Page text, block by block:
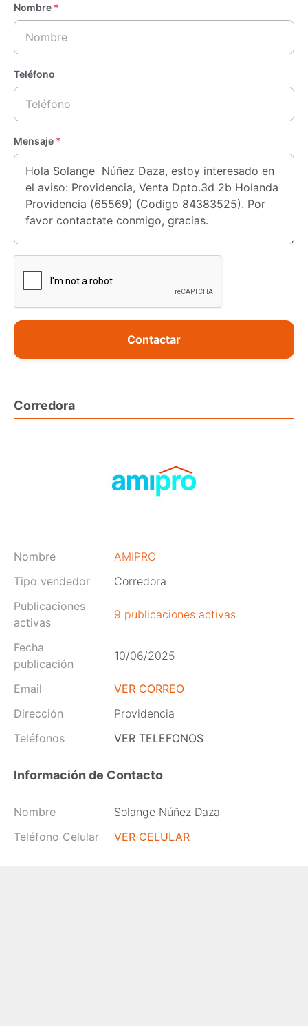
Nombre *
Teléfono
Mensaje *
Contactar
Corredora
Nombre
AMIPRO
Tipo vendedor
Corredora
Publicaciones
activas
9 publicaciones activas
Fecha
publicación
10/06/2025
Email
VER CORREO
Dirección
Providencia
Teléfonos
VER TELEFONOS
Información de Contacto
Nombre
Solange Núñez Daza
Teléfono Celular
VER CELULAR